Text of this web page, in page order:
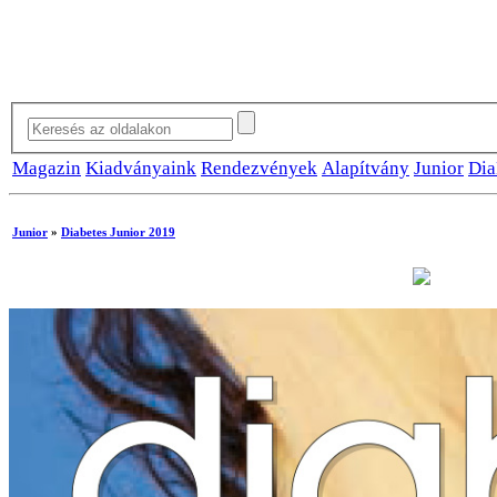
Magazin Kiadványaink Rendezvények Alapítvány Junior
Junior » Diabetes Junior 2019